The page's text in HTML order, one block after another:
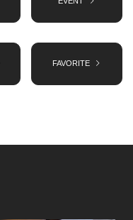
FAVORITE